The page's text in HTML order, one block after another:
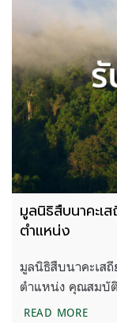
มูลนิธิสืบนาคะเ
ตำแหน่ง
มูลนิธิสืบนาคะเส
ตำแหน่ง คุณสมบั
READ MOREมูลนิ